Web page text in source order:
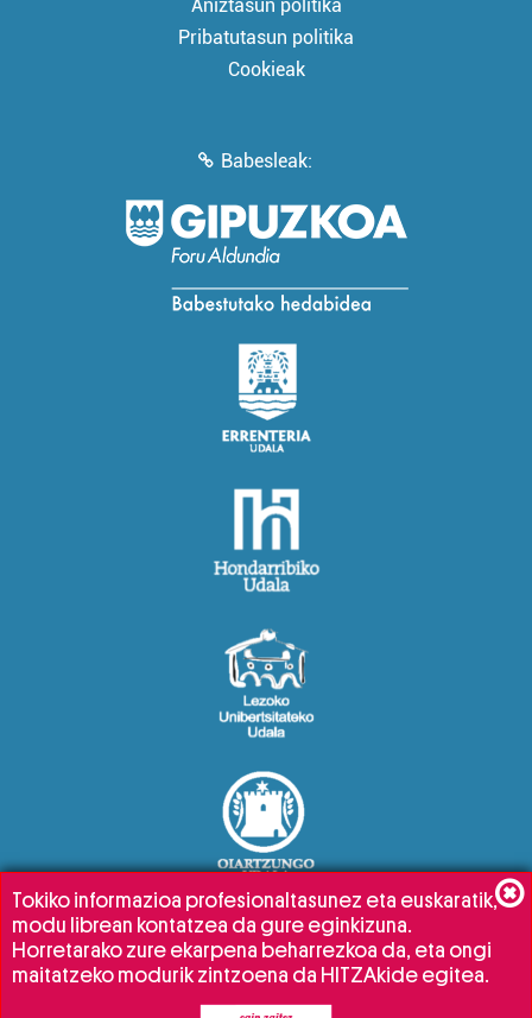
Aniztasun politika
Pribatutasun politika
Cookieak
Babesleak:
Tokiko informazioa profesionaltasunez eta euskaratik,
modu librean kontatzea da gure eginkizuna.
Horretarako zure ekarpena beharrezkoa da, eta ongi
maitatzeko modurik zintzoena da HITZAkide egitea.